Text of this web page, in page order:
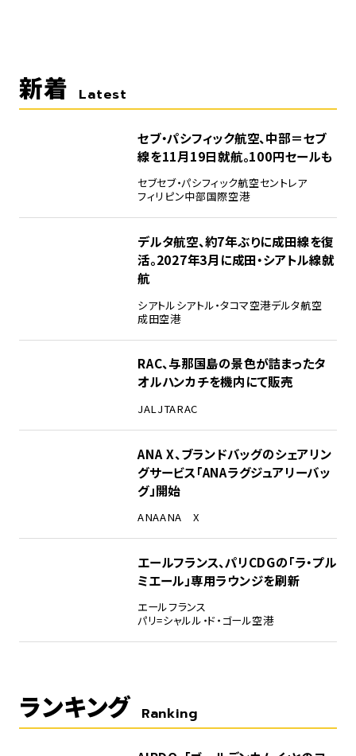
新着 Latest
セブ・パシフィック航空、中部＝セブ
線を11月19日就航。100円セールも
セブセブ・パシフィック航空セントレア
フィリピン中部国際空港
デルタ航空、約7年ぶりに成田線を復
活。2027年3月に成田・シアトル線就
航
シアトルシアトル・タコマ空港デルタ航空
成田空港
RAC、与那国島の景色が詰まったタ
オルハンカチを機内にて販売
JALJTARAC
ANA X、ブランドバッグのシェアリン
グサービス「ANAラグジュアリーバッ
グ」開始
ANAANA X
エールフランス、パリCDGの「ラ・プル
ミエール」専用ラウンジを刷新
エールフランス
パリ=シャルル・ド・ゴール空港
ランキング Ranking